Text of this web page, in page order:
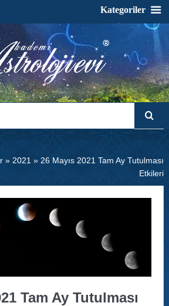
» 2021 » 26 Mayıs 2021 Tam Ay Tutulması
Etkileri
Tam Ay Tutulması
Kategoriler